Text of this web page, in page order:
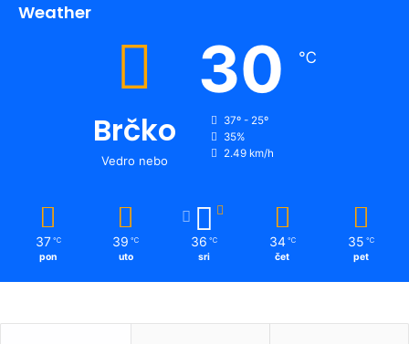
Weather
Brčko
Vedro nebo
30 ℃
37º - 25º
35%
2.49 km/h
37 ℃
pon
39 ℃
uto
36 ℃
sri
34 ℃
čet
35 ℃
pet